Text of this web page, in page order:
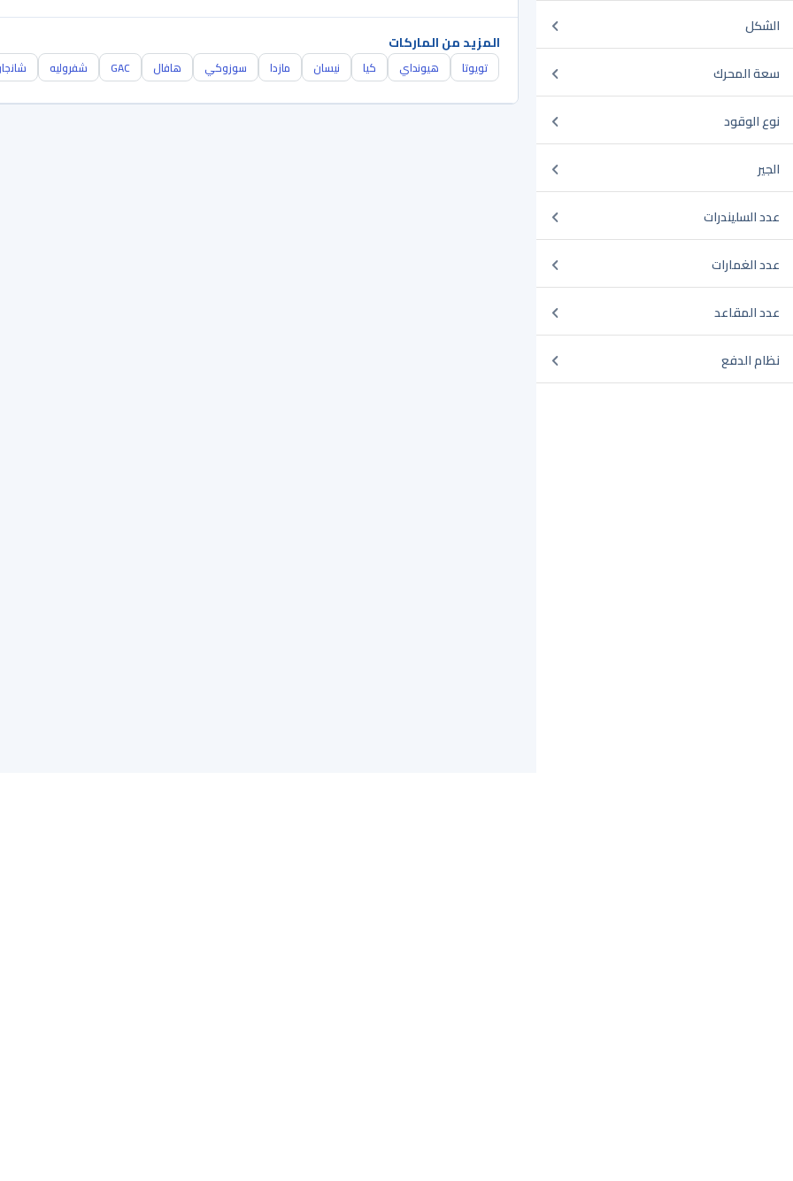
الشكل
سعة المحرك
نوع الوقود
الجير
عدد السليندرات
عدد الغمارات
عدد المقاعد
نظام الدفع
المزيد من الماركات
تويوتا هيونداي كيا نيسان مازدا سوزوكي هافال GAC شفروليه